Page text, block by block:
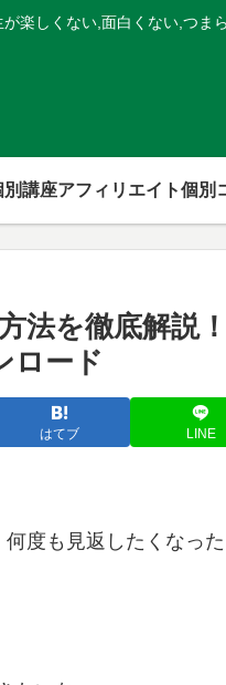
が楽しくない,面白くない,つま
別講座
法を徹底解説
ロード
はてブ LINE
度も見返したくなっ